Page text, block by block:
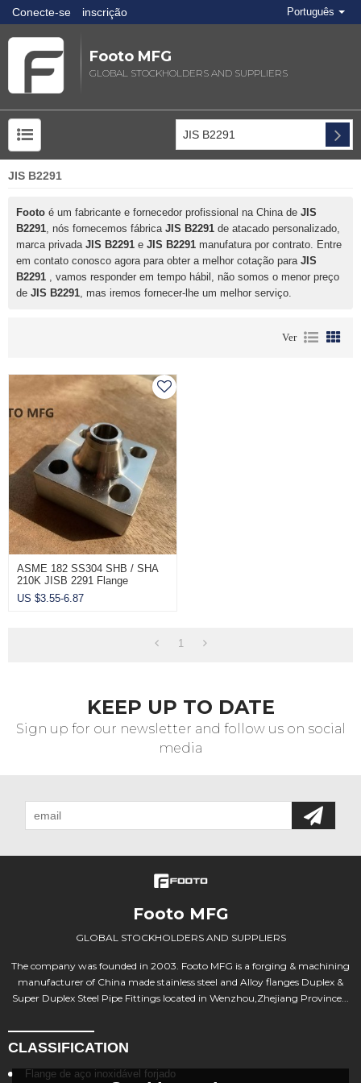
Conecte-se inscrição Português
Footo MFG
GLOBAL STOCKHOLDERS AND SUPPLIERS
JIS B2291
Footo é um fabricante e fornecedor profissional na China de JIS
B2291, nós fornecemos fábrica JIS B2291 de atacado personalizado,
marca privada JIS B2291 e JIS B2291 manufatura por contrato. Entre
em contato conosco agora para obter a melhor cotação para JIS
B2291 , vamos responder em tempo hábil, não somos o menor preço
de JIS B2291, mas iremos fornecer-lhe um melhor serviço.
Ver
ASME 182 SS304 SHB / SHA
210K JISB 2291 Flange
Quadrado
US $3.55-6.87
1
KEEP UP TO DATE
Sign up for our newsletter and follow us on social
media
Footo MFG
GLOBAL STOCKHOLDERS AND SUPPLIERS
The company was founded in 2003. Footo MFG is a forging & machining
manufacturer of China made stainless steel and Alloy flanges Duplex &
Super Duplex Steel Pipe Fittings located in Wenzhou,Zhejiang Province...
CLASSIFICATION
Flange de aço inoxidável forjado